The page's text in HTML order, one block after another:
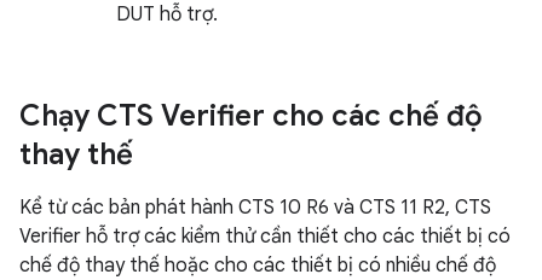
DUT hỗ trợ.
Chạy CTS Verifier cho các chế độ
thay thế
Kể từ các bản phát hành CTS 10 R6 và CTS 11 R2, CTS
Verifier hỗ trợ các kiểm thử cần thiết cho các thiết bị có
chế độ thay thế hoặc cho các thiết bị có nhiều chế độ